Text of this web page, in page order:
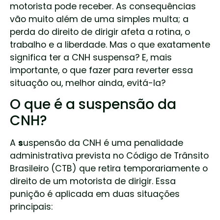
motorista pode receber. As consequências
vão muito além de uma simples multa; a
perda do direito de dirigir afeta a rotina, o
trabalho e a liberdade. Mas o que exatamente
significa ter a CNH suspensa? E, mais
importante, o que fazer para reverter essa
situação ou, melhor ainda, evitá-la?
O que é a suspensão da
CNH?
A suspensão da CNH é uma penalidade
administrativa prevista no Código de Trânsito
Brasileiro (CTB) que retira temporariamente o
direito de um motorista de dirigir. Essa
punição é aplicada em duas situações
principais: